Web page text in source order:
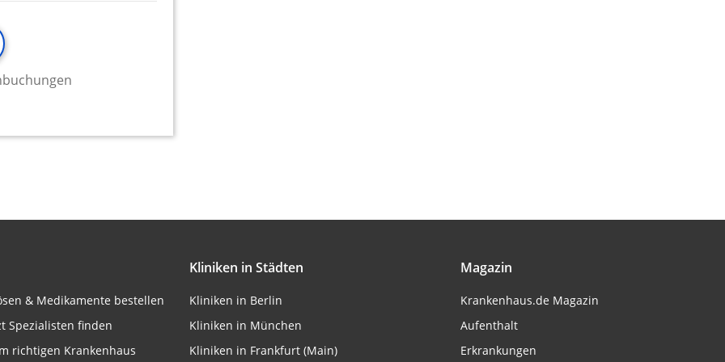
& Medikamente bestellen
Spezialisten finden
richtigen Krankenhaus
Kliniken in Städten
Kliniken in Berlin
Kliniken in München
Kliniken in Frankfurt (Main)
Magazin
Krankenhaus.de Magazin
Aufenthalt
Erkrankungen
von Daten aus